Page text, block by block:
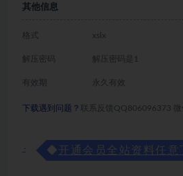
其他信息
格式 xslx
解压密码 解压密码是1
有效期 永久有效
下载遇到问题？ 联系反馈QQ806096373
◆ 开通会员全站资料任意